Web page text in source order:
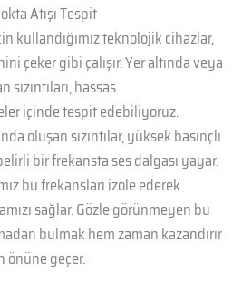
Atışı Tespit
kullandığımız teknolojik cihazlar,
çeker gibi çalışır. Yer altında veya
hassas
içinde tespit edebiliyoruz.
oluşan sızıntılar, yüksek basınçlı
bir frekansta ses dalgası yayar.
bu frekansları izole ederek
sağlar. Gözle görünmeyen bu
bulmak hem zaman kazandırır
önüne geçer.